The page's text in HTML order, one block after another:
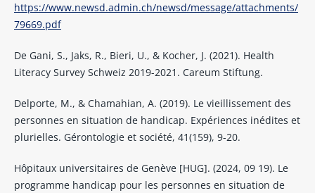
https://www.newsd.admin.ch/newsd/message/attachments/
79669.pdf
De Gani, S., Jaks, R., Bieri, U., & Kocher, J. (2021). Health
Literacy Survey Schweiz 2019-2021. Careum Stiftung.
Delporte, M., & Chamahian, A. (2019). Le vieillissement des
personnes en situation de handicap. Expériences inédites et
plurielles. Gérontologie et société, 41(159), 9-20.
Hôpitaux universitaires de Genève [HUG]. (2024, 09 19). Le
programme handicap pour les personnes en situation de